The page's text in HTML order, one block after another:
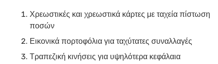
Χρεωστικές και χρεωστικά κάρτες με ταχεία πίστωση
ποσών
Εικονικά πορτοφόλια για ταχύτατες συναλλαγές
Τραπεζική κινήσεις για υψηλότερα κεφάλαια